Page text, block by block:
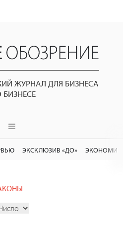
ЖУРНАЛ ДЛЯ БИЗНЕСА
БИЗНЕСЕ
ЭКСКЛЮЗИВ «ДО»